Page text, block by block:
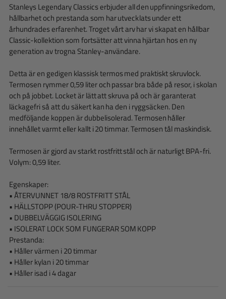
Stanleys Legendary Classics erbjuder all den uppfinningsrikedom,
hållbarhet och prestanda som har utvecklats under ett
århundrades erfarenhet. Troget vårt arv har vi skapat en hållbar
Classic-kollektion som fortsätter att vinna hjärtan hos en ny
generation av trogna Stanley-användare.
Detta är en gedigen klassisk termos med praktiskt skruvlock.
Termosen rymmer 0,59 liter och passar bra både på resor, i skolan
och på jobbet. Locket är lätt att skruva på och är garanterat
läckagefri så att du säkert kan ha den i ryggsäcken. Den
medföljande koppen är dubbelisolerad. Termosen håller
innehållet varmt eller kallt i 20 timmar. Termosen tål maskindisk.
Termosen är gjord av starkt rostfritt stål och är naturligt BPA-fri.
Volym: 0,59 liter.
Egenskaper:
• ÅTERVUNNET 18/8 ROSTFRITT STÅL
• HÄLLSTOPP (POUR-THRU STOPPER)
• DUBBELVÄGGIG ISOLERING
• ISOLERAT LOCK SOM FUNGERAR SOM KOPP
Prestanda:
• Håller värmen i 20 timmar
• Håller kylan i 20 timmar
• Håller isad i 4 dagar